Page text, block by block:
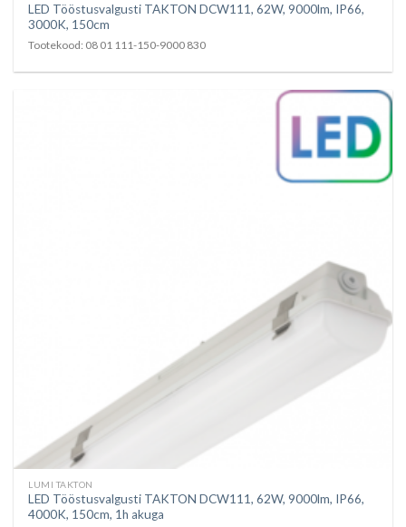
LED Tööstusvalgusti TAKTON DCW111, 62W, 9000lm, IP66,
3000K, 150cm
Tootekood: 08 01 111-150-9000 830
LUMI TAKTON
LED Tööstusvalgusti TAKTON DCW111, 62W, 9000lm, IP66,
4000K, 150cm, 1h akuga